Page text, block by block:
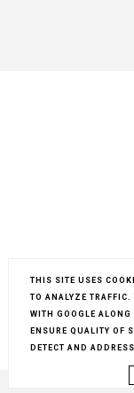
COPYRIGHT © MY
THIS SITE USES
TO ANALYZE
WITH GOOGLE ALONG
ENSURE QUALITY OF
DETECT AND